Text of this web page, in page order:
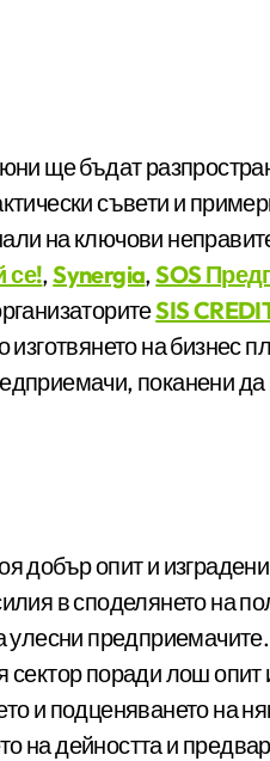
ще бъдат
съвети и
на ключови
се!,Synergia,SOS
SIS
изготвянето на бизнес
поканени да
добър опит и
в споделянето на
улесни
сектор поради лош
и подценяването на
на дейността и